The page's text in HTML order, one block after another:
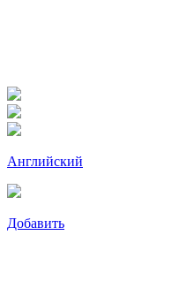
Английский
Добавить